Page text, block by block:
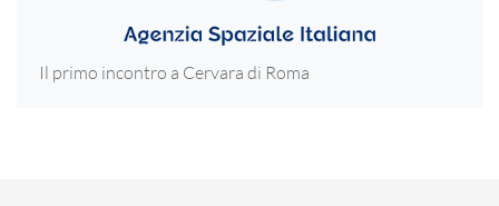
Il primo incontro a Cervara di Roma